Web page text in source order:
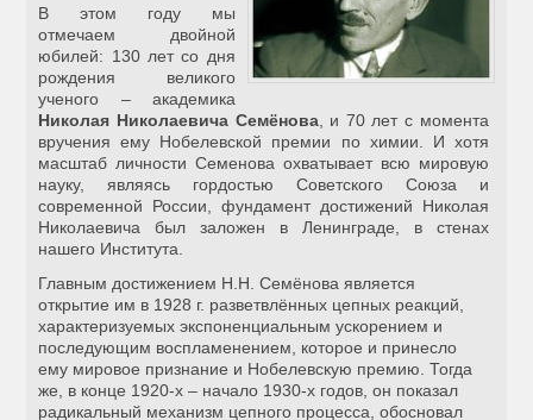
В этом году мы
отмечаем двойной
юбилей: 130 лет со дня
рождения великого
ученого – академика
Николая Николаевича Семёнова, и 70 лет с момента
вручения ему Нобелевской премии по химии. И хотя
масштаб личности Семенова охватывает всю мировую
науку, являясь гордостью Советского Союза и
современной России, фундамент достижений Николая
Николаевича был заложен в Ленинграде, в стенах
нашего Института.
Главным достижением Н.Н. Семёнова является
открытие им в 1928 г. разветвлённых цепных реакций,
характеризуемых экспоненциальным ускорением и
последующим воспламенением, которое и принесло
ему мировое признание и Нобелевскую премию. Тогда
же, в конце 1920-х – начало 1930-х годов, он показал
радикальный механизм цепного процесса, обосновал